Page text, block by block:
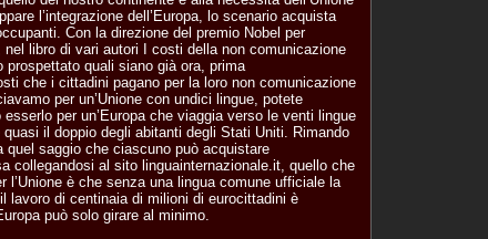
l’integrazione dell’Europa, lo scenario acquista
Con la direzione del premio Nobel per
nel libro di vari autori I costi della non comunicazione
prospettato quali siano già ora, prima
che i cittadini pagano per la loro non comunicazione
per un’Unione con undici lingue, potete
per un’Europa che viaggia verso le venti lingue
il doppio degli abitanti degli Stati Uniti. Rimando
quel saggio che ciascuno può acquistare
collegandosi al sito linguainternazionale.it, quello che
l’Unione è che senza una lingua comune ufficiale la
lavoro di centinaia di milioni di eurocittadini è
può solo girare al minimo.